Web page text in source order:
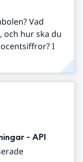
Vad
och hur ska du
I
- API